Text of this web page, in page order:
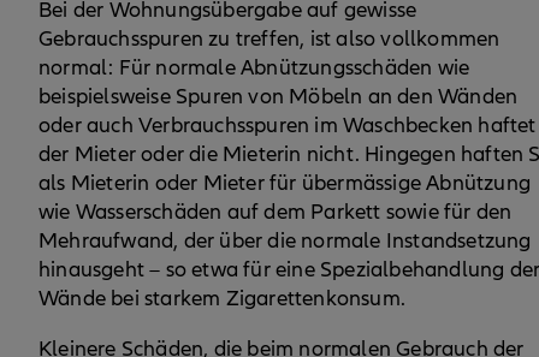
Bei der Wohnungsübergabe auf gewisse
Gebrauchsspuren zu treffen, ist also vollkommen
normal: Für normale Abnützungsschäden wie
beispielsweise Spuren von Möbeln an den Wänden
oder auch Verbrauchsspuren im Waschbecken haftet
der Mieter oder die Mieterin nicht. Hingegen haften
als Mieterin oder Mieter für übermässige Abnützung
wie Wasserschäden auf dem Parkett sowie für den
Mehraufwand, der über die normale Instandsetzung
hinausgeht – so etwa für eine Spezialbehandlung
Wände bei starkem Zigarettenkonsum.
Kleinere Schäden, die beim normalen Gebrauch der